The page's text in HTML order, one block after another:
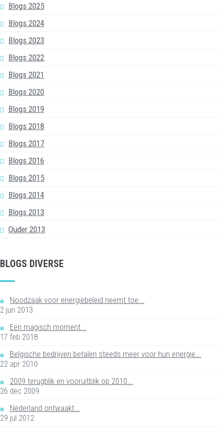
Blogs 2025
Blogs 2024
Blogs 2023
Blogs 2022
Blogs 2021
Blogs 2020
Blogs 2019
Blogs 2018
Blogs 2017
Blogs 2016
Blogs 2015
Blogs 2014
Blogs 2013
Ouder 2013
BLOGS DIVERSE
Noodzaak voor energiebeleid neemt toe...
2 jun 2013
Een magisch moment...
17 feb 2018
Belgische bedrijven betalen steeds meer voor hun energie...
22 apr 2010
2009 terugblik en vooruitblik op 2010...
26 dec 2009
Nederland ontwaakt...
29 jul 2012